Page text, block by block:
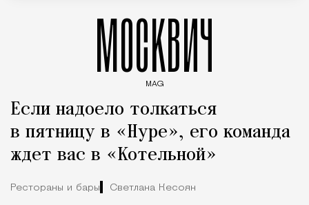
МОСКВИЧ
MAG
Если надоело толкаться
в пятницу в «Нуре», его команда
ждет вас в «Котельной»
Рестораны и бары Светлана Кесоян